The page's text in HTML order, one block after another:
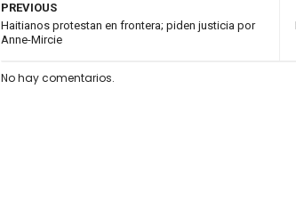
PREVIOUS
Haitianos protestan en frontera; piden justicia por
Anne-Mircie
No hay comentarios.